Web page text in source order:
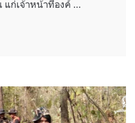
แก่เจ้าหน้าที่องค์ …
ารเก็บข้อมูลชุมชน เพื่อรักษาบ้าน